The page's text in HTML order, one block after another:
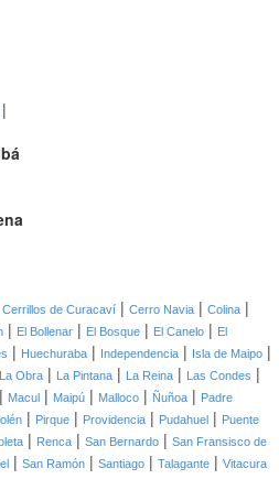
|
Cerrillos de Curacaví | Cerro Navia | Colina |
| El Bollenar | El Bosque | El Canelo | El
| Huechuraba | Independencia | Isla de Maipo |
La Obra | La Pintana | La Reina | Las Condes |
| Macul | Maipú | Malloco | Ñuñoa | Padre
| Pirque | Providencia | Pudahuel | Puente
| Renca | San Bernardo | San Fransisco de
| San Ramón | Santiago | Talagante | Vitacura